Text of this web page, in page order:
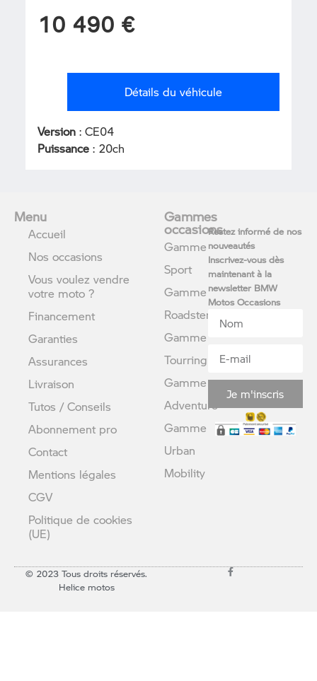
10 490 €
Détails du véhicule
Version : CE04
Puissance : 20ch
Menu
Accueil
Nos occasions
Vous voulez vendre
votre moto ?
Financement
Garanties
Assurances
Livraison
Tutos / Conseils
Abonnement pro
Contact
Mentions légales
CGV
Politique de cookies
(UE)
Gammes
occasions
Gamme
Sport
Gamme
Roadster
Gamme
Tourring
Gamme
Adventure
Gamme
Urban
Mobility
Restez informé de nos
nouveautés
Inscrivez-vous dès
maintenant à la
newsletter BMW
Motos Occasions
Je m'inscris
© 2023 Tous droits réservés.
Helice motos